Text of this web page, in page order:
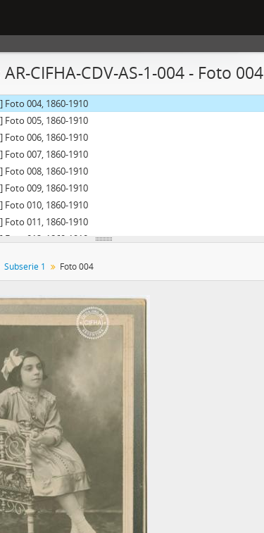
CIFHA-CDV-AS-1-004 - Foto 004
001, 1860-1910
002, 1860-1910
003, 1860-1910
004, 1860-1910
005, 1860-1910
006, 1860-1910
007, 1860-1910
008, 1860-1910
009, 1860-1910
010, 1860-1910
011, 1860-1910
012, 1860-1910
014, 1860-1910
Foto 016, 1860-1910
Foto 017, 1860-1910
Foto 018, 1860-1910
019, 1860-1910
020, 1860-1910
021, 1860-1910
022, 1860-1910
023, 1860-1910
024, 1860-1910
025, 1860-1910
026, 1860-1910
Foto 027, 1860-1910
Foto 028, 1860-1910
Foto 029, 1860-1910
Subserie 1 Foto 004